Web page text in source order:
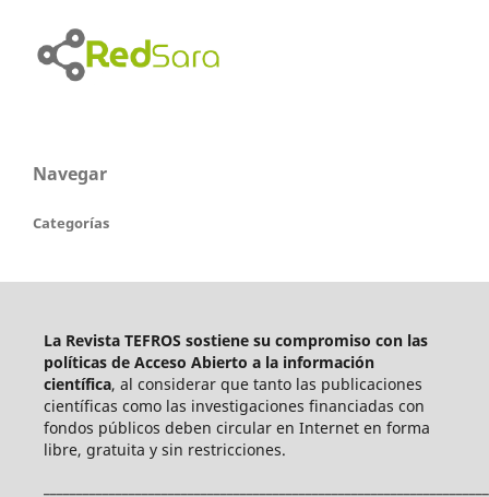
Navegar
Categorías
La Revista TEFROS sostiene su compromiso con las
políticas de Acceso Abierto a la información
científica, al considerar que tanto las publicaciones
científicas como las investigaciones financiadas con
fondos públicos deben circular en Internet en forma
libre, gratuita y sin restricciones.